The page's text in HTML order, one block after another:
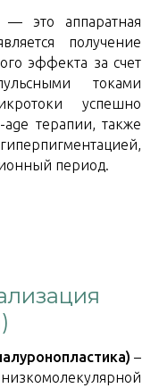
— это аппаратная
получение
эффекта за счет
токами
успешно
терапии, также
период.
–